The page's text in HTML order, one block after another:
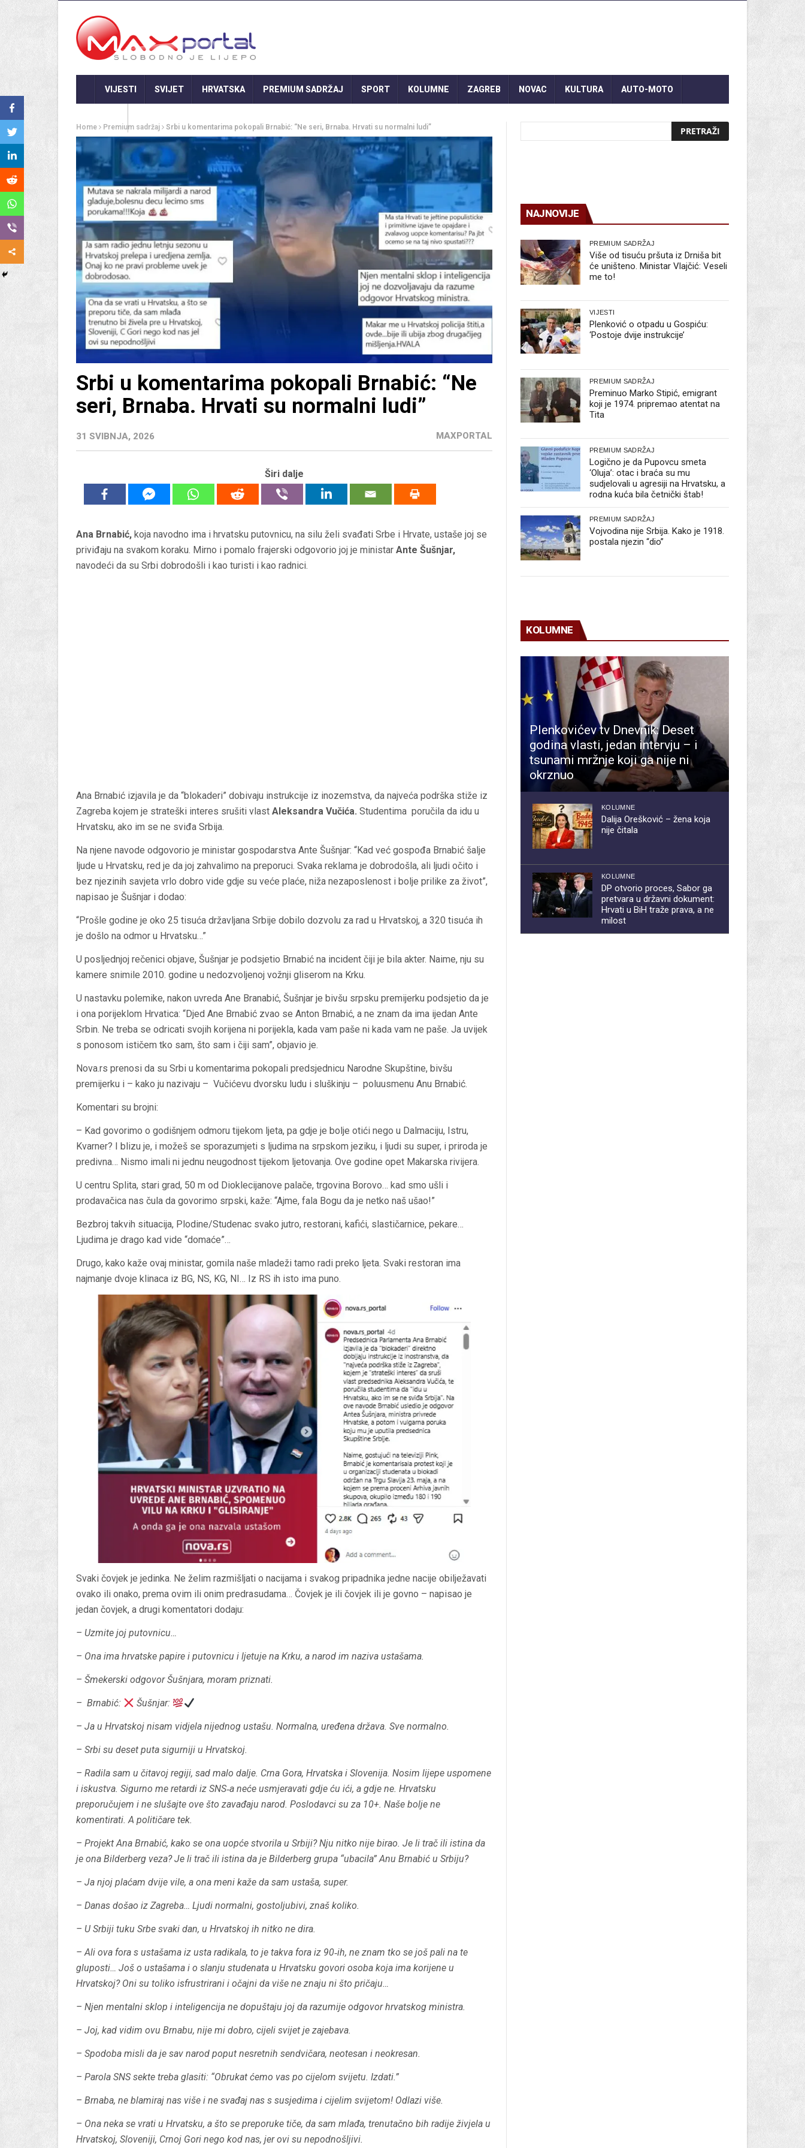
VIJESTI SVIJET HRVATSKA PREMIUM SADRŽAJ SPORT KOLUMNE ZAGREB NOVAC KULTURA AUTO-MOTO
Home Premium sadržaj Srbi u komentarima pokopali Brnabić: “Ne seri, Brnaba. Hrvati su normalni ludi”
Srbi u komentarima pokopali Brnabić: “Ne
seri, Brnaba. Hrvati su normalni ludi”
31 SVIBNJA, 2026 MAXPORTAL
Širi dalje
Ana Brnabić, koja navodno ima i hrvatsku putovnicu, na silu želi svađati Srbe i Hrvate, ustaše joj se
priviđaju na svakom koraku. Mirno i pomalo frajerski odgovorio joj je ministar Ante Šušnjar,
navodeći da su Srbi dobrodošli i kao turisti i kao radnici.
Ana Brnabić izjavila je da “blokaderi” dobivaju instrukcije iz inozemstva, da najveća podrška stiže iz
Zagreba kojem je strateški interes srušiti vlast Aleksandra Vučića. Studentima poručila da idu u
Hrvatsku, ako im se ne sviđa Srbija.
Na njene navode odgovorio je ministar gospodarstva Ante Šušnjar: “Kad već gospođa Brnabić šalje
ljude u Hrvatsku, red je da joj zahvalimo na preporuci. Svaka reklama je dobrodošla, ali ljudi očito i
bez njezinih savjeta vrlo dobro vide gdje su veće plaće, niža nezaposlenost i bolje prilike za život”,
napisao je Šušnjar i dodao:
“Prošle godine je oko 25 tisuća državljana Srbije dobilo dozvolu za rad u Hrvatskoj, a 320 tisuća ih
je došlo na odmor u Hrvatsku…”
U posljednjoj rečenici objave, Šušnjar je podsjetio Brnabić na incident čiji je bila akter. Naime, nju su
kamere snimile 2010. godine u nedozvoljenoj vožnji gliserom na Krku.
U nastavku polemike, nakon uvreda Ane Branabić, Šušnjar je bivšu srpsku premijerku podsjetio da je
i ona porijeklom Hrvatica: “Djed Ane Brnabić zvao se Anton Brnabić, a ne znam da ima ijedan Ante
Srbin. Ne treba se odricati svojih korijena ni porijekla, kada vam paše ni kada vam ne paše. Ja uvijek
s ponosom ističem tko sam, što sam i čiji sam”, objavio je.
Nova.rs prenosi da su Srbi u komentarima pokopali predsjednicu Narodne Skupštine, bivšu
premijerku i – kako ju nazivaju – Vučićevu dvorsku ludu i sluškinju – poluusmenu Anu Brnabić.
Komentari su brojni:
– Kad govorimo o godišnjem odmoru tijekom ljeta, pa gdje je bolje otići nego u Dalmaciju, Istru,
Kvarner? I blizu je, i možeš se sporazumjeti s ljudima na srpskom jeziku, i ljudi su super, i priroda je
predivna… Nismo imali ni jednu neugodnost tijekom ljetovanja. Ove godine opet Makarska rivijera.
U centru Splita, stari grad, 50 m od Dioklecijanove palače, trgovina Borovo… kad smo ušli i
prodavačica nas čula da govorimo srpski, kaže: “Ajme, fala Bogu da je netko naš ušao!”
Bezbroj takvih situacija, Plodine/Studenac svako jutro, restorani, kafići, slastičarnice, pekare…
Ljudima je drago kad vide “domaće”…
Drugo, kako kaže ovaj ministar, gomila naše mladeži tamo radi preko ljeta. Svaki restoran ima
najmanje dvoje klinaca iz BG, NS, KG, NI… Iz RS ih isto ima puno.
Svaki čovjek je jedinka. Ne želim razmišljati o nacijama i svakog pripadnika jedne nacije obilježavati
ovako ili onako, prema ovim ili onim predrasudama… Čovjek je ili čovjek ili je govno – napisao je
jedan čovjek, a drugi komentatori dodaju:
– Uzmite joj putovnicu…
– Ona ima hrvatske papire i putovnicu i ljetuje na Krku, a narod im naziva ustašama.
– Šmekerski odgovor Šušnjara, moram priznati.
– Brnabić: Šušnjar:
– Ja u Hrvatskoj nisam vidjela nijednog ustašu. Normalna, uređena država. Sve normalno.
– Srbi su deset puta sigurniji u Hrvatskoj.
– Radila sam u čitavoj regiji, sad malo dalje. Crna Gora, Hrvatska i Slovenija. Nosim lijepe uspomene
i iskustva. Sigurno me retardi iz SNS‐a neće usmjeravati gdje ću ići, a gdje ne. Hrvatsku
preporučujem i ne slušajte ove što zavađaju narod. Poslodavci su za 10+. Naše bolje ne
komentirati. A političare tek.
– Projekt Ana Brnabić, kako se ona uopće stvorila u Srbiji? Nju nitko nije birao. Je li trač ili istina da
je ona Bilderberg veza? Je li trač ili istina da je Bilderberg grupa “ubacila” Anu Brnabić u Srbiju?
– Ja njoj plaćam dvije vile, a ona meni kaže da sam ustaša, super.
– Danas došao iz Zagreba… Ljudi normalni, gostoljubivi, znaš koliko.
– U Srbiji tuku Srbe svaki dan, u Hrvatskoj ih nitko ne dira.
– Ali ova fora s ustašama iz usta radikala, to je takva fora iz 90‐ih, ne znam tko se još pali na te
gluposti… Još o ustašama i o slanju studenata u Hrvatsku govori osoba koja ima korijene u
Hrvatskoj? Oni su toliko isfrustrirani i očajni da više ne znaju ni što pričaju…
– Njen mentalni sklop i inteligencija ne dopuštaju joj da razumije odgovor hrvatskog ministra.
– Joj, kad vidim ovu Brnabu, nije mi dobro, cijeli svijet je zajebava.
– Spodoba misli da je sav narod poput nesretnih sendvičara, neotesan i neokresan.
– Parola SNS sekte treba glasiti: “Obrukat ćemo vas po cijelom svijetu. Izdati.”
– Brnaba, ne blamiraj nas više i ne svađaj nas s susjedima i cijelim svijetom! Odlazi više.
– Ona neka se vrati u Hrvatsku, a što se preporuke tiče, da sam mlađa, trenutačno bih radije živjela u
Hrvatskoj, Sloveniji, Crnoj Gori nego kod nas, jer ovi su nepodnošljivi.
NAJNOVIJE
PREMIUM SADRŽAJ
Više od tisuću pršuta iz Drniša bit
će uništeno. Ministar Vlajčić: Veseli
me to!
VIJESTI
Plenković o otpadu u Gospiću:
‘Postoje dvije instrukcije’
PREMIUM SADRŽAJ
Preminuo Marko Stipić, emigrant
koji je 1974. pripremao atentat na
Tita
PREMIUM SADRŽAJ
Logično je da Pupovcu smeta
‘Oluja’: otac i braća su mu
sudjelovali u agresiji na Hrvatsku, a
rodna kuća bila četnički štab!
PREMIUM SADRŽAJ
Vojvodina nije Srbija. Kako je 1918.
postala njezin “dio”
KOLUMNE
Plenkovićev tv Dnevnik: Deset
godina vlasti, jedan intervju – i
tsunami mržnje koji ga nije ni
okrznuo
KOLUMNE
Dalija Orešković – žena koja
nije čitala
KOLUMNE
DP otvorio proces, Sabor ga
pretvara u državni dokument:
Hrvati u BiH traže prava, a ne
milost